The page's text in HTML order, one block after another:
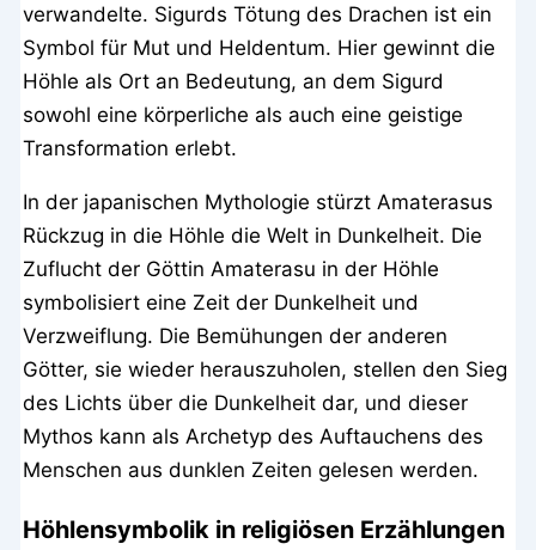
verwandelte. Sigurds Tötung des Drachen ist ein
Symbol für Mut und Heldentum. Hier gewinnt die
Höhle als Ort an Bedeutung, an dem Sigurd
sowohl eine körperliche als auch eine geistige
Transformation erlebt.
In der japanischen Mythologie stürzt Amaterasus
Rückzug in die Höhle die Welt in Dunkelheit. Die
Zuflucht der Göttin Amaterasu in der Höhle
symbolisiert eine Zeit der Dunkelheit und
Verzweiflung. Die Bemühungen der anderen
Götter, sie wieder herauszuholen, stellen den Sieg
des Lichts über die Dunkelheit dar, und dieser
Mythos kann als Archetyp des Auftauchens des
Menschen aus dunklen Zeiten gelesen werden.
Höhlensymbolik in religiösen Erzählungen